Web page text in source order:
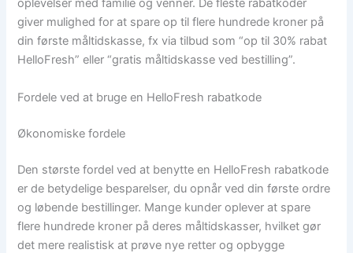
oplevelser med familie og venner. De fleste rabatkoder
giver mulighed for at spare op til flere hundrede kroner på
din første måltidskasse, fx via tilbud som “op til 30% rabat
HelloFresh” eller “gratis måltidskasse ved bestilling”.
Fordele ved at bruge en HelloFresh rabatkode
Økonomiske fordele
Den største fordel ved at benytte en HelloFresh rabatkode
er de betydelige besparelser, du opnår ved din første ordre
og løbende bestillinger. Mange kunder oplever at spare
flere hundrede kroner på deres måltidskasser, hvilket gør
det mere realistisk at prøve nye retter og opbygge